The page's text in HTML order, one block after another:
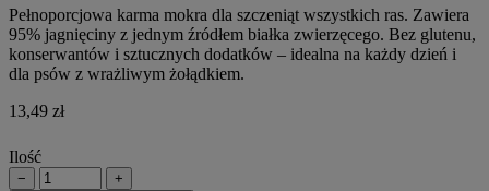
Pełnoporcjowa karma mokra dla szczeniąt wszystkich ras. Zawiera
95% jagnięciny z jednym źródłem białka zwierzęcego. Bez glutenu,
konserwantów i sztucznych dodatków – idealna na każdy dzień i
dla psów z wrażliwym żołądkiem.
13,49 zł
Ilość
−
+